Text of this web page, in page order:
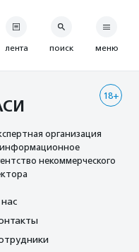
лента поиск меню
18+
организация
некоммерческого